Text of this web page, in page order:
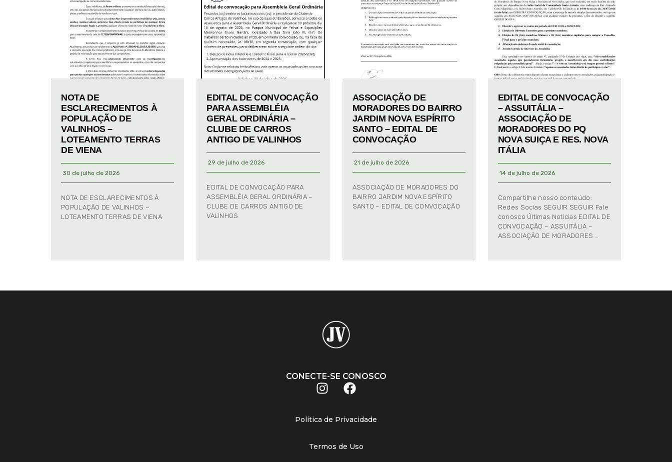
NOTA DE
ESCLARECIMENTOS À
POPULAÇÃO DE
VALINHOS –
LOTEAMENTO TERRAS
DE VIENA
30 de julho de 2026
NOTA DE ESCLARECIMENTOS À
POPULAÇÃO DE VALINHOS –
LOTEAMENTO TERRAS DE VIENA
EDITAL DE CONVOCAÇÃO
PARA ASSEMBLÉIA
GERAL ORDINÁRIA –
CLUBE DE CARROS
ANTIGO DE VALINHOS
29 de julho de 2026
EDITAL DE CONVOCAÇÃO PARA
ASSEMBLÉIA GERAL ORDINÁRIA –
CLUBE DE CARROS ANTIGO DE
VALINHOS
ASSOCIAÇÃO DE
MORADORES DO BAIRRO
JARDIM NOVA ESPÍRITO
SANTO – EDITAL DE
CONVOCAÇÃO
21 de julho de 2026
ASSOCIAÇÃO DE MORADORES DO
BAIRRO JARDIM NOVA ESPÍRITO
SANTO – EDITAL DE CONVOCAÇÃO
EDITAL DE CONVOCAÇÃO
– ASSUITÁLIA –
ASSOCIAÇÃO DE
MORADORES DO PQ
NOVA SUIÇA E RES. NOVA
ITÁLIA
14 de julho de 2026
Compartilhe nosso conteúdo:
Redes Socias SEGUIR SEGUIR Fale
conosco Últimas Notícias EDITAL DE
CONVOCAÇÃO – ASSUITÁLIA –
ASSOCIAÇÃO DE MORADORES …
CONECTE-SE CONOSCO
Política de Privacidade
Termos de Uso